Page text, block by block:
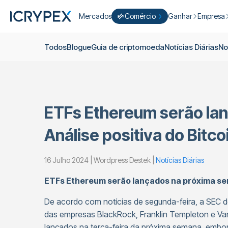
Mercados
Comércio
Pró-Comércio
Ganhar Empresa
Licenças
Anúncios
Contato
TodosBlogueGuia de criptomoedaNotícias Diárias
ETFs Ethereum serão
Análise positiva do
16 Julho 2024 | Wordpress Destek | Notícias Diárias
ETFs Ethereum serão lançados na próxima
De acordo com notícias de segunda-feira, a SEC
das empresas BlackRock, Franklin Templeton e